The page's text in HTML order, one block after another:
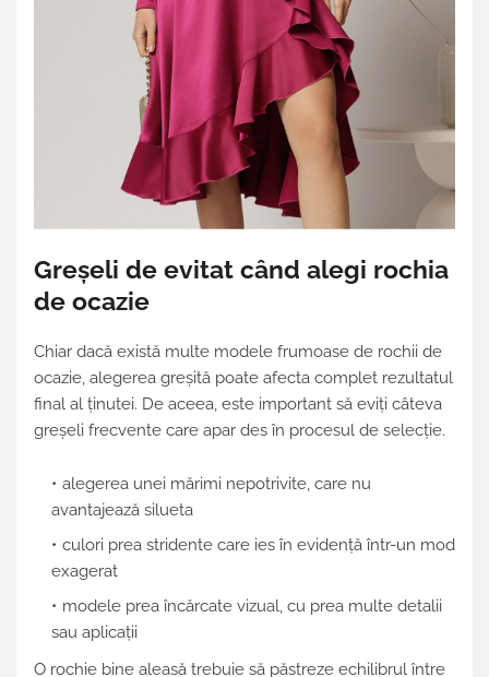
Greșeli de evitat când alegi rochia
de ocazie
Chiar dacă există multe modele frumoase de rochii de
ocazie, alegerea greșită poate afecta complet rezultatul
final al ținutei. De aceea, este important să eviți câteva
greșeli frecvente care apar des în procesul de selecție.
alegerea unei mărimi nepotrivite, care nu
avantajează silueta
culori prea stridente care ies în evidență într-un mod
exagerat
modele prea încărcate vizual, cu prea multe detalii
sau aplicații
O rochie bine aleasă trebuie să păstreze echilibrul între